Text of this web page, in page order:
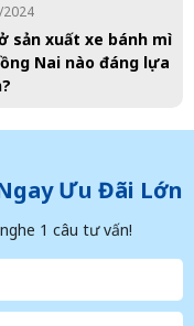
sản xuất xe bánh mì
Nai nào đáng lựa
Ưu Đãi Lớn
1 câu tư vấn!